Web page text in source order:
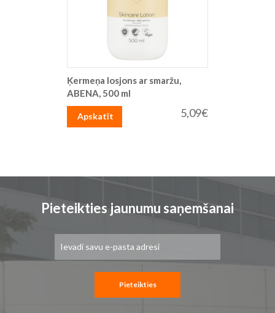
Ķermeņa losjons ar smaržu,
ABENA, 500 ml
5,09€
Apskatīt
Pieteikties jaunumu saņemšanai
saņemšanai:
Pieteikties